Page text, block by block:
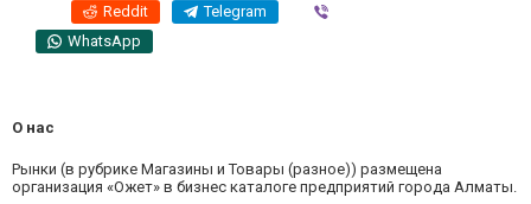
Reddit Telegram
WhatsApp
О нас
Рынки (в рубрике Магазины и Товары (разное)) размещена
организация «Ожет» в бизнес каталоге предприятий города Алматы.